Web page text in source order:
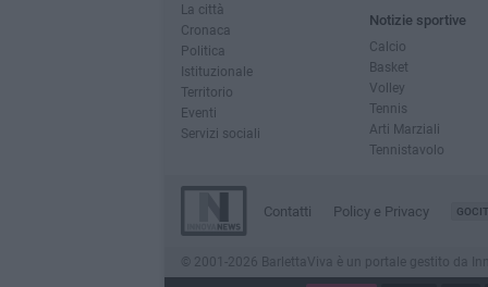
La città
Cronaca
Politica
Istituzionale
Territorio
Eventi
Servizi sociali
Notizie sportive
Calcio
Basket
Volley
Tennis
Arti Marziali
Tennistavolo
Contatti Policy e Privacy
© 2001-2026 BarlettaViva è un portale gestito da